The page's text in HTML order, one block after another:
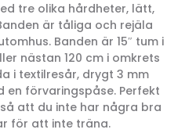
tre olika hårdheter, lätt,
är tåliga och rejäla
Banden är 15″ tum i
nästan 120 cm i omkrets
i textilresår, drygt 3 mm
en förvaringspåse. Perfekt
att du inte har några bra
för att inte träna.